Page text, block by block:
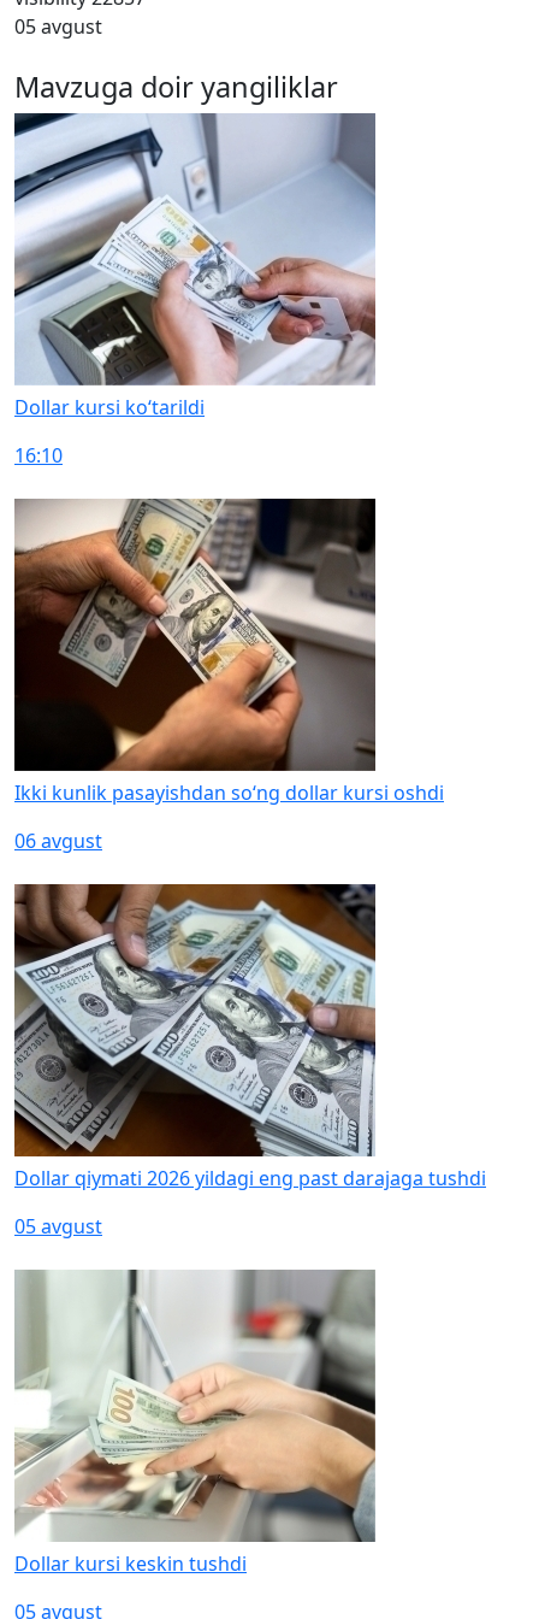
05 avgust
Mavzuga doir yangiliklar
Dollar kursi ko‘tarildi
16:10
Ikki kunlik pasayishdan so‘ng dollar kursi oshdi
06 avgust
Dollar qiymati 2026 yildagi eng past darajaga tushdi
05 avgust
Dollar kursi keskin tushdi
05 avgust